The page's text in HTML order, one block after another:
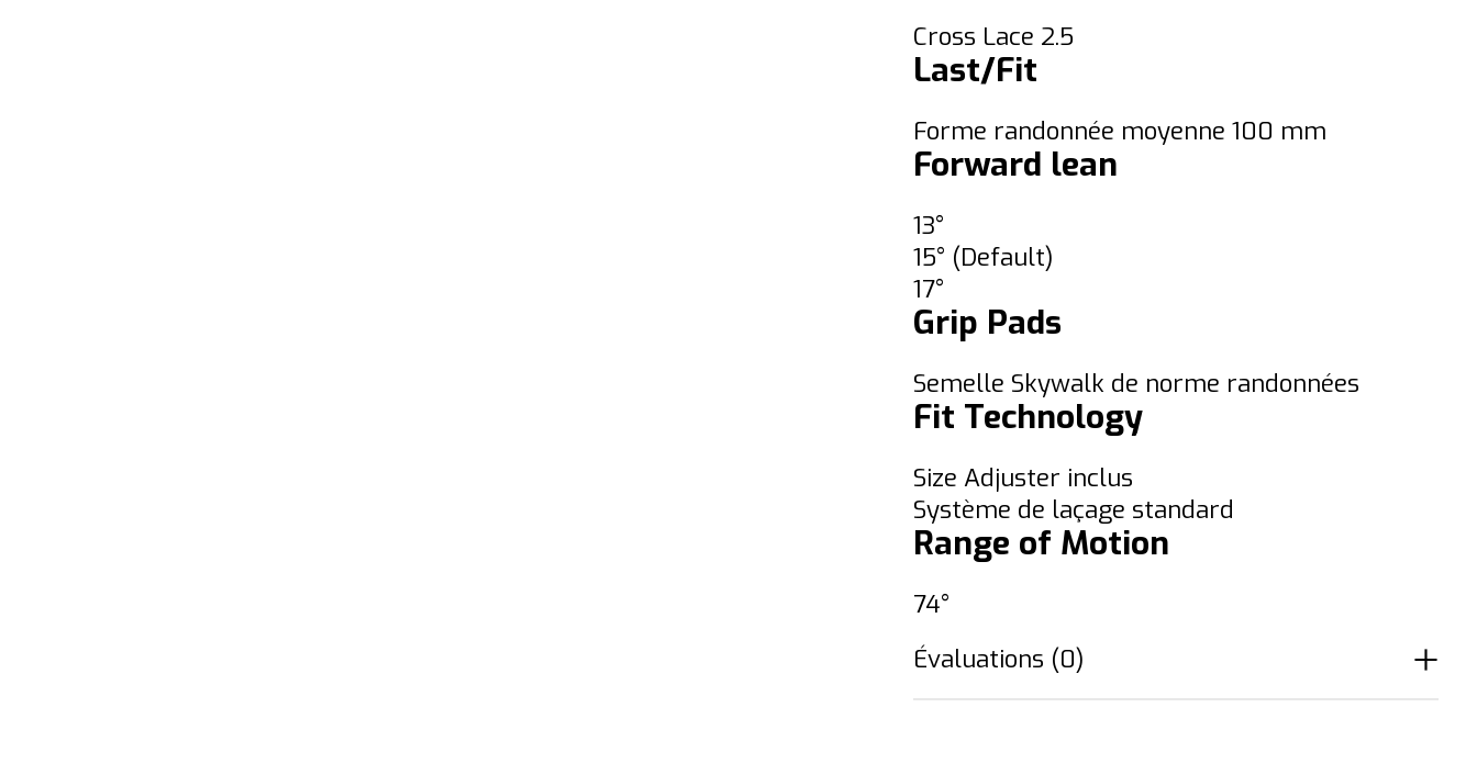
Cross Lace 2.5
Last/Fit
Forme randonnée moyenne 100 mm
Forward lean
13°
15° (Default)
17°
Grip Pads
Semelle Skywalk de norme randonnées
Fit Technology
Size Adjuster inclus
Système de laçage standard
Range of Motion
74°
Évaluations (0)